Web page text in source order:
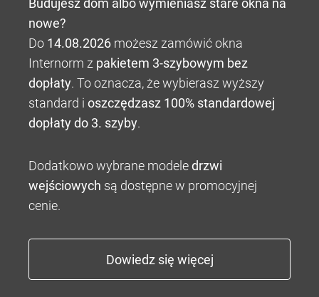
Budujesz dom albo wymieniasz stare okna na
nowe?
Do 14.08.2026 możesz zamówić okna
Internorm z pakietem 3-szybowym bez
dopłaty. To oznacza, że wybierasz wyższy
standard i oszczędzasz 100% standardowej
dopłaty do 3. szyby.
Dodatkowo wybrane modeledrzwi
wejściowych są dostępne w promocyjnej
cenie.